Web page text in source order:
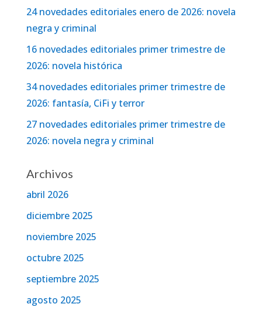
24 novedades editoriales enero de 2026: novela
negra y criminal
16 novedades editoriales primer trimestre de
2026: novela histórica
34 novedades editoriales primer trimestre de
2026: fantasía, CiFi y terror
27 novedades editoriales primer trimestre de
2026: novela negra y criminal
Archivos
abril 2026
diciembre 2025
noviembre 2025
octubre 2025
septiembre 2025
agosto 2025